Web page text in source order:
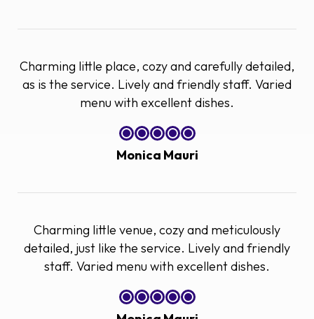
Charming little place, cozy and carefully detailed,
as is the service. Lively and friendly staff. Varied
menu with excellent dishes.
Monica Mauri
Charming little venue, cozy and meticulously
detailed, just like the service. Lively and friendly
staff. Varied menu with excellent dishes.